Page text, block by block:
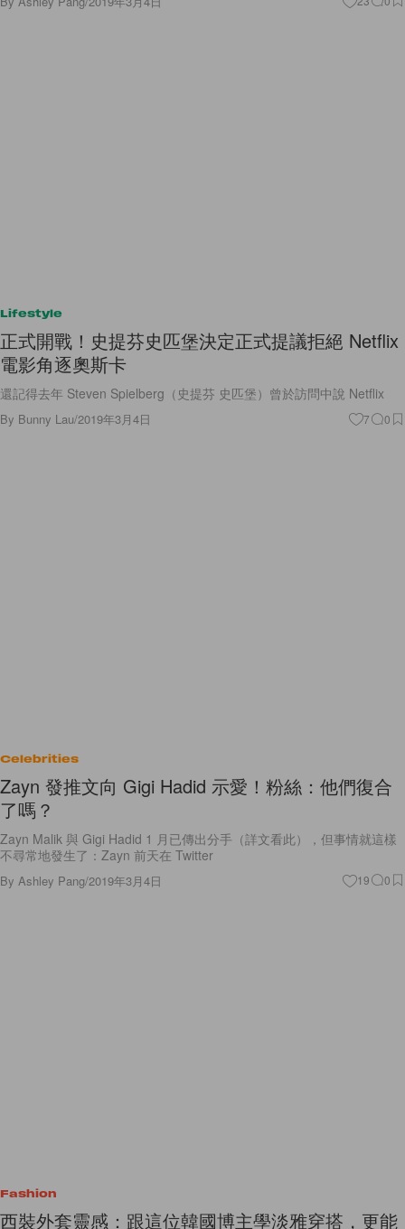
Lifestyle
正式開戰！史提芬史匹堡決定正式提議拒絕 Netflix
電影角逐奧斯卡
還記得去年 Steven Spielberg（史提芬 史匹堡）曾於訪問中說 Netflix
By Bunny Lau/2019年3月4日 7 0
Zayn 發推文向 Gigi Hadid 示愛！粉絲：他們復合
了嗎？
Zayn Malik 與 Gigi Hadid 1 月已傳出分手（詳文看此），但事情就這樣
ByAshley Pang/ 2019年3月4日
西裝外套靈感：跟這位韓國博主學淡雅穿搭，更能
直接買到她身上的衣服！